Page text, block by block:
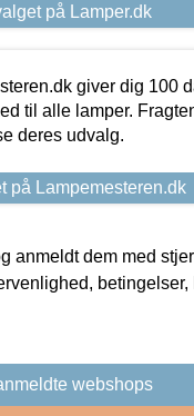
på Lamper.dk
giver dig 100
til alle lamper.
deres udvalg.
på Lampemesteren.dk
dem med
betingelser,
webshops